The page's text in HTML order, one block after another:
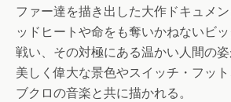
ファー達を描き出した大作ドキュメ
ッドヒートや命をも奪いかねないビ
戦い、その対極にある温かい人間の
美しく偉大な景色やスイッチ・フッ
ブクロの音楽と共に描かれる。